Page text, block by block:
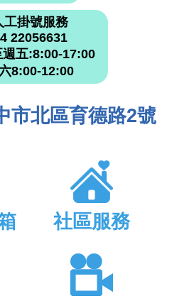
工掛號服務
22056631
週五:8:00-17:00
8:00-12:00
市北區育德路2號
社區服務